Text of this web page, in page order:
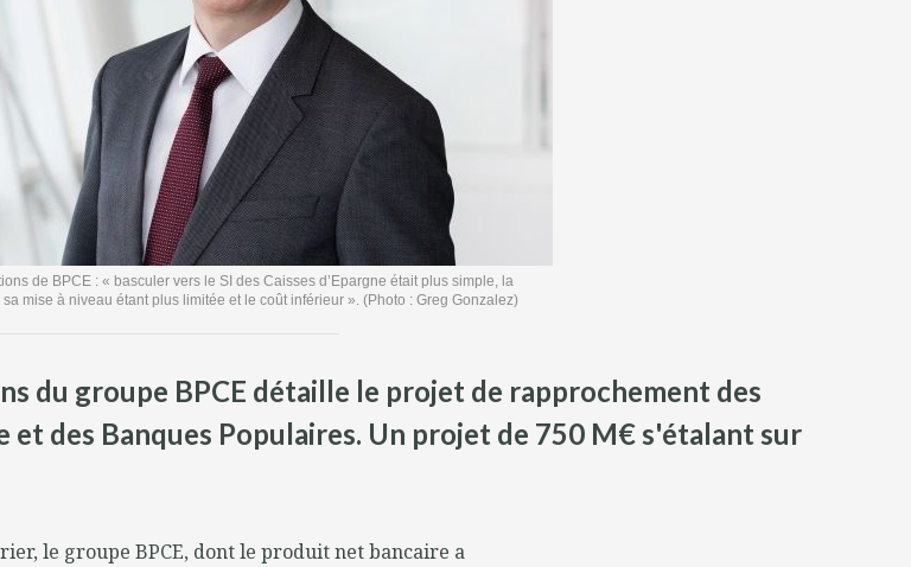
de BPCE : « basculer vers le SI des Caisses d’Epargne était plus simple, la
mise à niveau étant plus limitée et le coût inférieur ». (Photo : Greg Gonzalez)
du groupe BPCE détaille le projet de rapprochement des
des Banques Populaires. Un projet de 750 M€ s'étalant sur
le groupe BPCE, dont le produit net bancaire a